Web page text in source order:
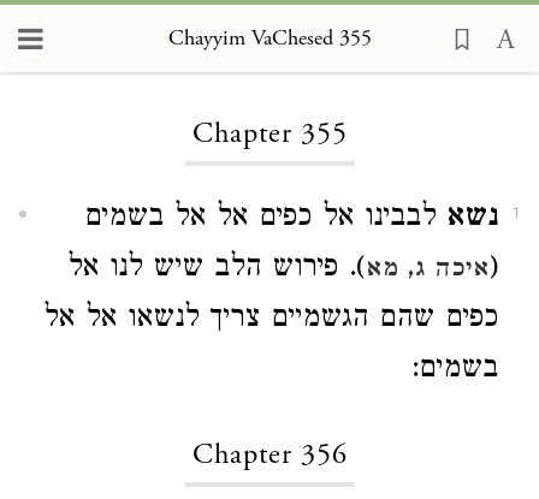
Chayyim VaChesed 355
Chapter 355
1 נשא לבבינו אל כפים אל אל בשמים
(איכה ג, מא). פירוש הלב שיש לנו אל
כפים שהם הגשמיים צריך לנשאו אל אל
בשמים:
Chapter 356